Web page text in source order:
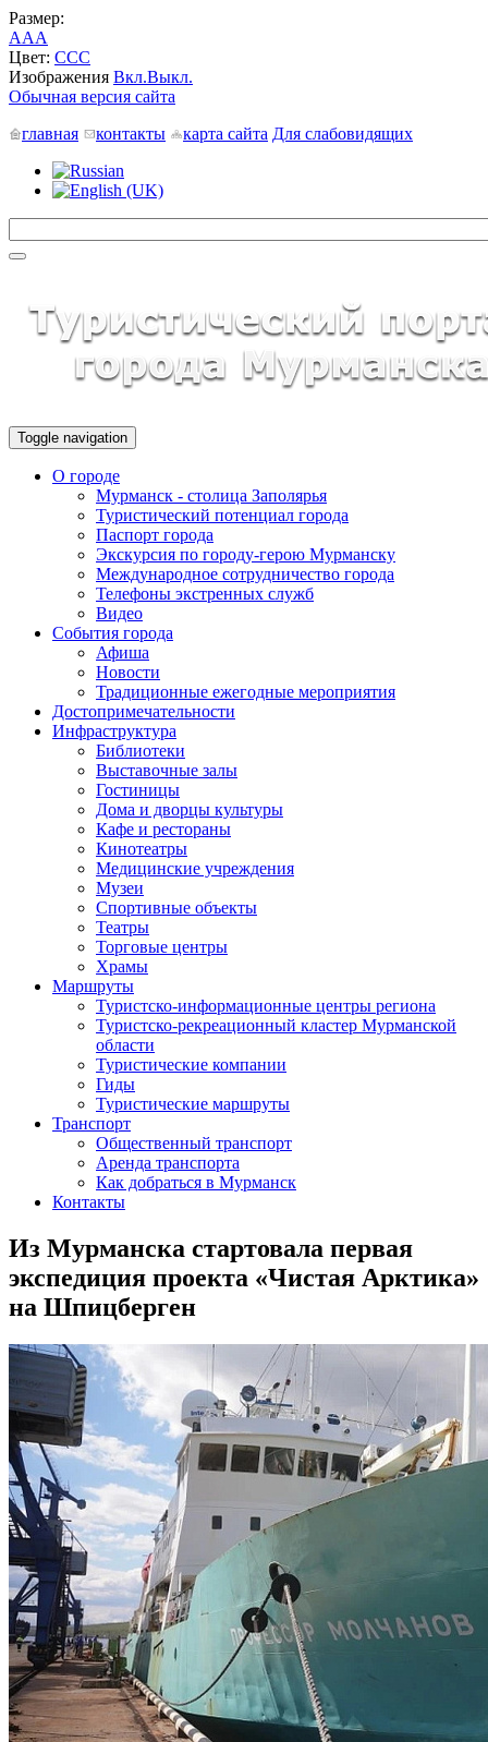
Размер:
AAA
Цвет: CCC
Изображения Вкл.Выкл.
Обычная версия сайта
главная
контакты карта сайта Для слабовидящих
Toggle navigation
О городе
Мурманск - столица Заполярья
Туристический потенциал города
Паспорт города
Экскурсия по городу-герою Мурманску
Международное сотрудничество города
Телефоны экстренных служб
Видео
События города
Афиша
Новости
Традиционные ежегодные мероприятия
Достопримечательности
Инфраструктура
Библиотеки
Выставочные залы
Гостиницы
Дома и дворцы культуры
Кафе и рестораны
Кинотеатры
Медицинские учреждения
Музеи
Спортивные объекты
Театры
Торговые центры
Храмы
Маршруты
Туристско-информационные центры региона
Туристско-рекреационный кластер Мурманской
области
Туристические компании
Гиды
Туристические маршруты
Транспорт
Общественный транспорт
Аренда транспорта
Как добраться в Мурманск
Контакты
Из Мурманска стартовала первая
экспедиция проекта «Чистая Арктика»
на Шпицберген